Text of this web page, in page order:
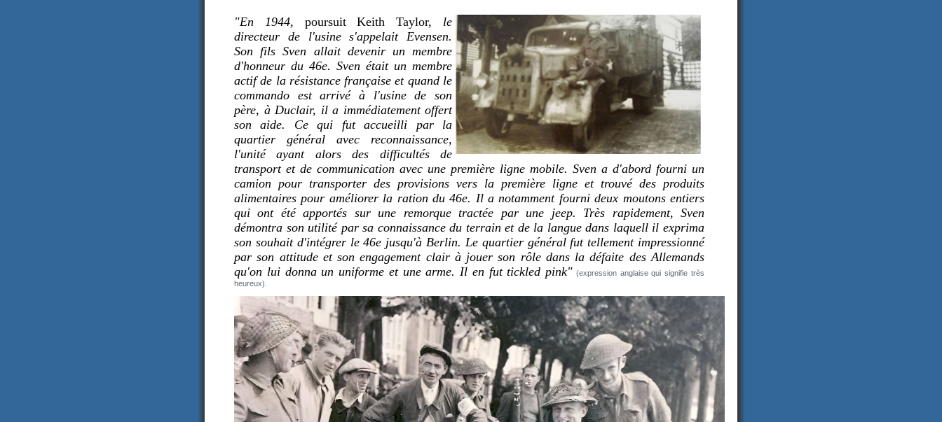
"En 1944, poursuit Keith Taylor, le
directeur de l'usine s'appelait Evensen.
Son fils Sven allait devenir un membre
d'honneur du 46e. Sven était un membre
actif de la résistance française et quand le
commando est arrivé à l'usine de son
père, à Duclair, il a immédiatement offert
son aide. Ce qui fut accueilli par la
quartier général avec reconnaissance,
l'unité ayant alors des difficultés de
transport et de communication avec une première ligne mobile. Sven a d'abord fourni un
camion pour transporter des provisions vers la première ligne et trouvé des produits
alimentaires pour améliorer la ration du 46e. Il a notamment fourni deux moutons entiers
qui ont été apportés sur une remorque tractée par une jeep. Très rapidement, Sven
démontra son utilité par sa connaissance du terrain et de la langue dans laquell il exprima
son souhait d'intégrer le 46e jusqu'à Berlin. Le quartier général fut tellement impressionné
par son attitude et son engagement clair à jouer son rôle dans la défaite des Allemands
qu'on lui donna un uniforme et une arme. Il en fut tickled pink" (expression anglaise qui signifie très
heureux).